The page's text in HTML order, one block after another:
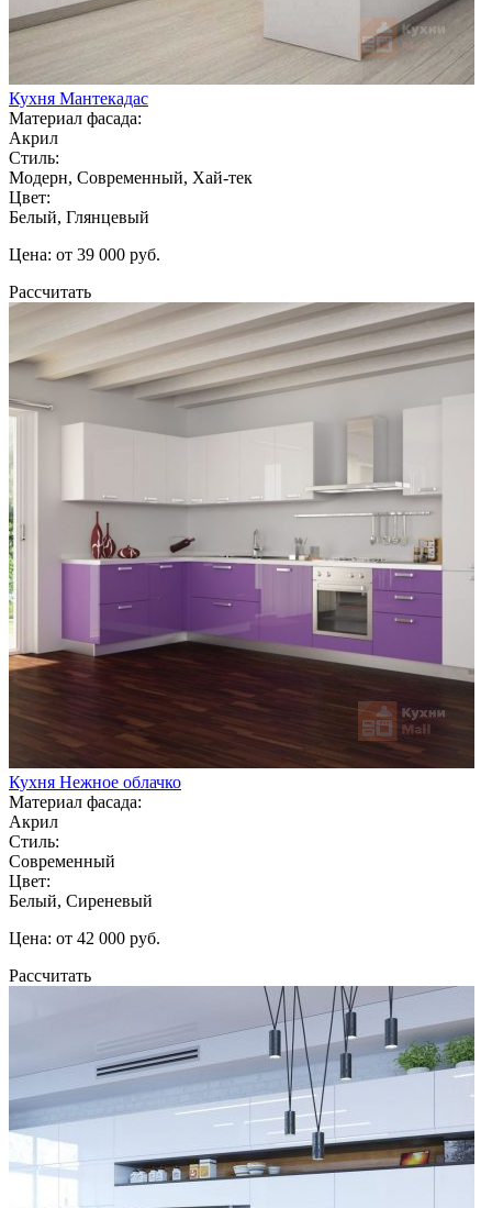
Кухня Мантекадас
Материал фасада:
Акрил
Стиль:
Модерн, Современный, Хай-тек
Цвет:
Белый, Глянцевый
Цена: от 39 000 руб.
Рассчитать
Кухня Нежное облачко
Материал фасада:
Акрил
Стиль:
Современный
Цвет:
Белый, Сиреневый
Цена: от 42 000 руб.
Рассчитать